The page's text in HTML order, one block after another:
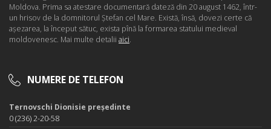
Moldova. Prima sa atestare documentară dateză din 20 august 1462, într-
un hrisov de la domnitorul Ştefan cel Mare. Există, însă, dovezi certe că
aşezarea, la început sătuc, exista pînă la formarea statului medieval
moldovenesc. Mai multe detalii aici.
NUMERE DE TELEFON
Ternovschi Dionisie președinte
0 (236) 2-20-58